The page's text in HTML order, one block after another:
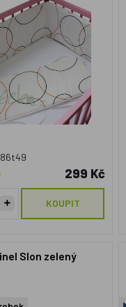
299 Kč
KOUPIT
Slon zelený